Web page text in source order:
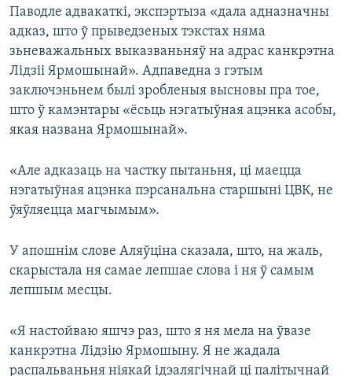
Паводле адвакаткі, экспэртыза «дала адназначны
адказ, што ў прыведзеных тэкстах няма
зьневажальных выказваньняў на адрас канкрэтна
Лідзіі Ярмошынай». Адпаведна з гэтым
заключэньнем былі зробленыя высновы пра тое,
што ў камэнтары «ёсьць нэгатыўная ацэнка асобы,
якая названа Ярмошынай».
«Але адказаць на частку пытаньня, ці маецца
нэгатыўная ацэнка пэрсанальна старшыні ЦВК, не
ўяўляецца магчымым».
У апошнім слове Аляўціна сказала, што, на жаль,
скарыстала ня самае лепшае слова і ня ў самым
лепшым месцы.
«Я настойваю яшчэ раз, што я ня мела на ўвазе
канкрэтна Лідзію Ярмошыну. Я не жадала
распальваньня ніякай ідэалягічнай ці палітычнай